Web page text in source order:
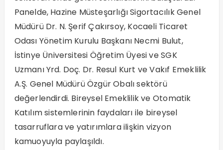
Panelde, Hazine Müsteşarlığı Sigortacılık Genel
Müdürü Dr. N. Şerif Çakırsoy, Kocaeli Ticaret
Odası Yönetim Kurulu Başkanı Necmi Bulut,
İstinye Üniversitesi Öğretim Üyesi ve SGK
Uzmanı Yrd. Doç. Dr. Resul Kurt ve Vakıf Emeklilik
A.Ş. Genel Müdürü Özgür Obalı sektörü
değerlendirdi. Bireysel Emeklilik ve Otomatik
Katılım sistemlerinin faydaları ile bireysel
tasarruflara ve yatırımlara ilişkin vizyon
kamuoyuyla paylaşıldı.